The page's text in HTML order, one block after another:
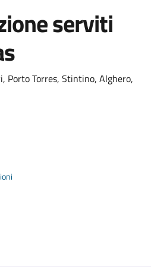
serviti
Porto Torres, Stintino, Alghero,